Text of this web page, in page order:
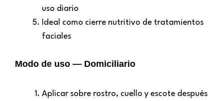
uso diario
Ideal como cierre nutritivo de tratamientos
faciales
Modo de uso — Domiciliario
Aplicar sobre rostro, cuello y escote después